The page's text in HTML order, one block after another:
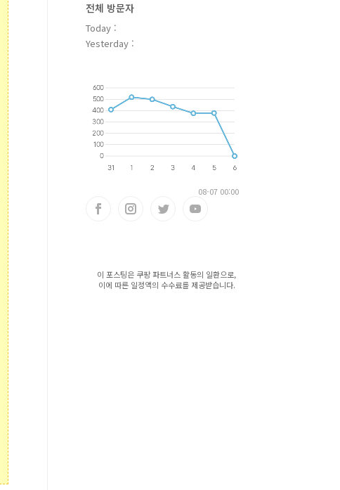
전체 방문자
Today :
Yesterday :
08-07 00:00
이 포스팅은 쿠팡 파트너스 활동의 일환으로,
이에 따른 일정액의 수수료를 제공받습니다.